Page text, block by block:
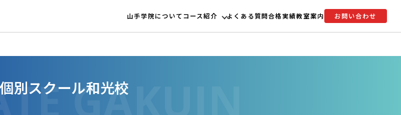
山手学院についてコース紹介 よくある質問合格実績教室案内 お問い合わせ
個別スクール和光校